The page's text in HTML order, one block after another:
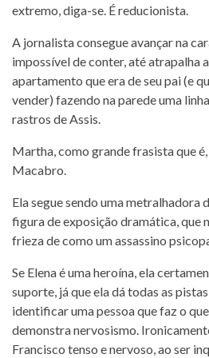
extremo, diga-se. É reducionista.
A jornalista consegue avançar na
impossível de conter, até atrapalha
apartamento que era de seu pai (e
vender) fazendo na parede uma
rastros de Assis.
Martha, como grande frasista que
Macabro.
Ela segue sendo uma metralhadora
figura de exposição dramática, que
frieza de como um assassino
Se Elena é uma heroína, ela
suporte, já que ela dá todas as
identificar uma pessoa que faz o
demonstra nervosismo.
Francisco tenso e nervoso, ao ser